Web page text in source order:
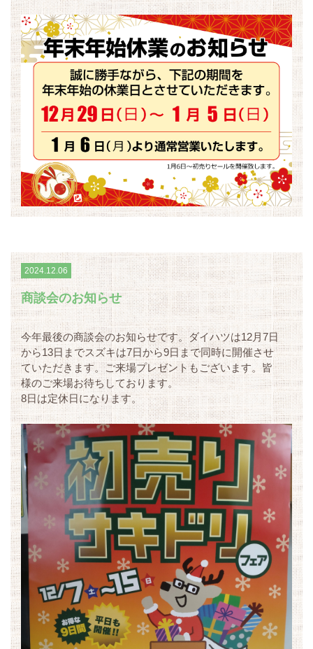
2024.12.06
商談会のお知らせ
今年最後の商談会のお知らせです。ダイハツは12月7日
から13日までスズキは7日から9日まで同時に開催させ
ていただきます。ご来場プレゼントもございます。皆
様のご来場お待ちしております。
8日は定休日になります。